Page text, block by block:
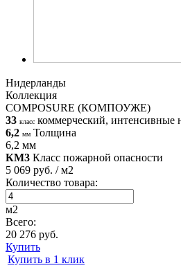
Нидерланды
Коллекция
COMPOSURE (КОМПОУЖЕ)
33 класс коммерческий, интенсивные
6,2 мм Толщина
6,2 мм
КМ3 Класс пожарной опасности
5 069 руб. / м2
Количество товара:
м2
Всего:
20 276 руб.
Купить
Купить в 1 клик